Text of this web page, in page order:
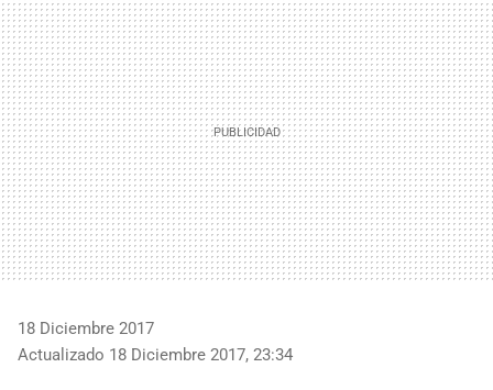
MAIL
18 Diciembre 2017
Actualizado 18 Diciembre 2017, 23:34